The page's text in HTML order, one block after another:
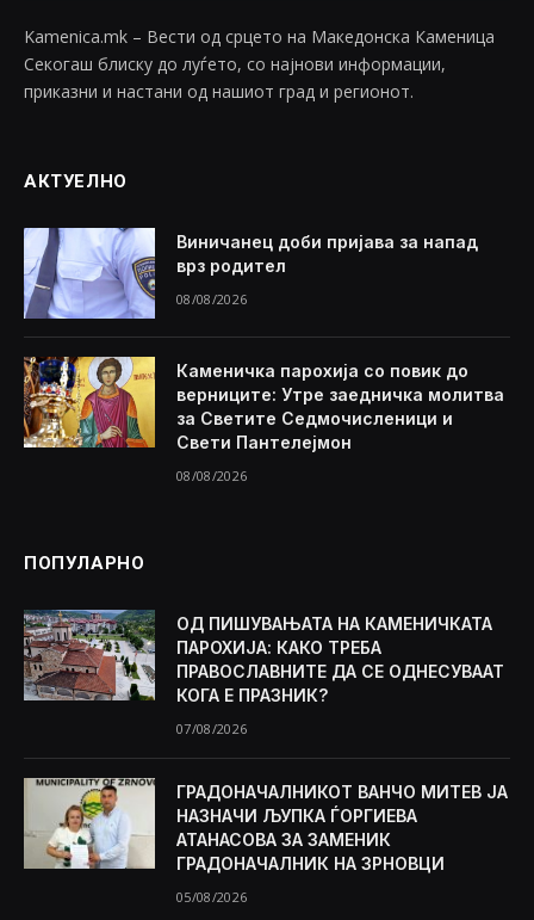
Kamenica.mk – Вести од срцето на Македонска Каменица
Секогаш блиску до луѓето, со најнови информации,
приказни и настани од нашиот град и регионот.
АКТУЕЛНО
Виничанец доби пријава за напад
врз родител
08/08/2026
Каменичка парохија со повик до
верниците: Утре заедничка молитва
за Светите Седмочисленици и
Свети Пантелејмон
08/08/2026
ПОПУЛАРНО
ОД ПИШУВАЊАТА НА КАМЕНИЧКАТА
ПАРОХИЈА: КАКО ТРЕБА
ПРАВОСЛАВНИТЕ ДА СЕ ОДНЕСУВААТ
КОГА Е ПРАЗНИК?
07/08/2026
ГРАДОНАЧАЛНИКОТ ВАНЧО МИТЕВ ЈА
НАЗНАЧИ ЉУПКА ЃОРГИЕВА
АТАНАСОВА ЗА ЗАМЕНИК
ГРАДОНАЧАЛНИК НА ЗРНОВЦИ
05/08/2026